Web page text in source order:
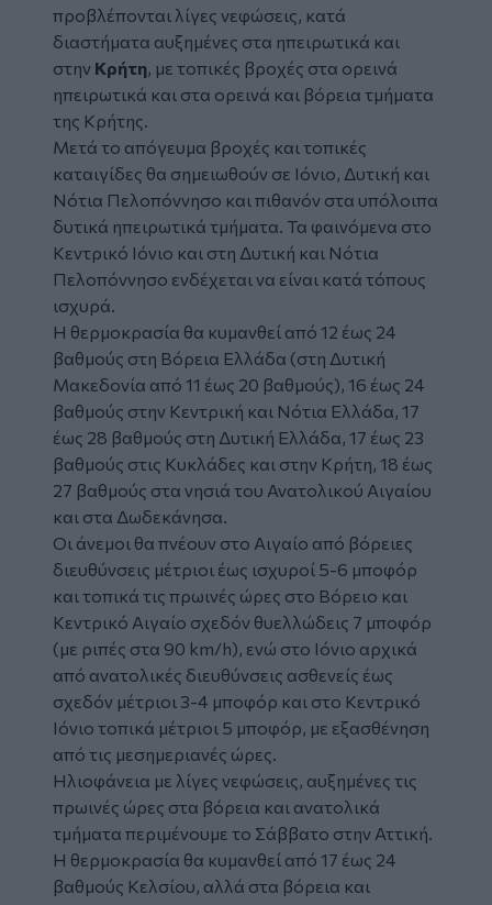
προβλέπονται λίγες νεφώσεις, κατά
διαστήματα αυξημένες στα ηπειρωτικά και
στην Κρήτη, με τοπικές βροχές στα ορεινά
ηπειρωτικά και στα ορεινά και βόρεια τμήματα
της Κρήτης.
Μετά το απόγευμα βροχές και τοπικές
καταιγίδες θα σημειωθούν σε Ιόνιο, Δυτική και
Νότια Πελοπόννησο και πιθανόν στα υπόλοιπα
δυτικά ηπειρωτικά τμήματα. Τα φαινόμενα στο
Κεντρικό Ιόνιο και στη Δυτική και Νότια
Πελοπόννησο ενδέχεται να είναι κατά τόπους
ισχυρά.
Η θερμοκρασία θα κυμανθεί από 12 έως 24
βαθμούς στη Βόρεια Ελλάδα (στη Δυτική
Μακεδονία από 11 έως 20 βαθμούς), 16 έως 24
βαθμούς στην Κεντρική και Νότια Ελλάδα, 17
έως 28 βαθμούς στη Δυτική Ελλάδα, 17 έως 23
βαθμούς στις Κυκλάδες και στην Κρήτη, 18 έως
27 βαθμούς στα νησιά του Ανατολικού Αιγαίου
και στα Δωδεκάνησα.
Οι άνεμοι θα πνέουν στο Αιγαίο από βόρειες
διευθύνσεις μέτριοι έως ισχυροί 5-6 μποφόρ
και τοπικά τις πρωινές ώρες στο Βόρειο και
Κεντρικό Αιγαίο σχεδόν θυελλώδεις 7 μποφόρ
(με ριπές στα 90 km/h), ενώ στο Ιόνιο αρχικά
από ανατολικές διευθύνσεις ασθενείς έως
σχεδόν μέτριοι 3-4 μποφόρ και στο Κεντρικό
Ιόνιο τοπικά μέτριοι 5 μποφόρ, με εξασθένηση
από τις μεσημεριανές ώρες.
Ηλιοφάνεια με λίγες νεφώσεις, αυξημένες τις
πρωινές ώρες στα βόρεια και ανατολικά
τμήματα περιμένουμε το Σάββατο στην Αττική.
Η θερμοκρασία θα κυμανθεί από 17 έως 24
βαθμούς Κελσίου, αλλά στα βόρεια και